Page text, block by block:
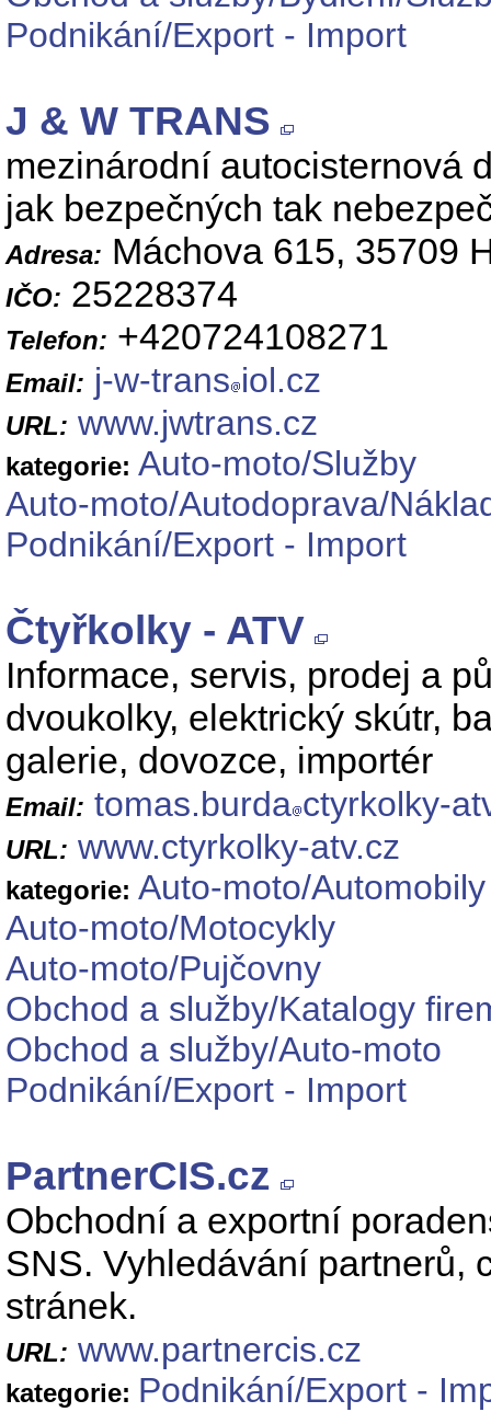
Podnikání/Export - Import
J & W TRANS
mezinárodní autocisternová
jak bezpečných tak
Adresa: Máchova 615, 35709
IČO: 25228374
Telefon: +420724108271
Email: j-w-trans iol.cz
URL: www.jwtrans.cz
kategorie: Auto-moto/Služby
Auto-moto/Autodoprava/
Podnikání/Export - Import
Čtyřkolky - ATV
Informace, servis, prodej a
dvoukolky, elektrický skútr,
galerie, dovozce, importér
Email: tomas.burda ctyrkolky-
URL: www.ctyrkolky-atv.cz
kategorie: Auto-moto/Automobily
Auto-moto/Motocykly
Auto-moto/Pujčovny
Obchod a služby/Katalogy
Obchod a služby/Auto-moto
Podnikání/Export - Import
PartnerCIS.cz
Obchodní a exportní
SNS. Vyhledávání partnerů,
stránek.
URL: www.partnercis.cz
kategorie: Podnikání/Export -